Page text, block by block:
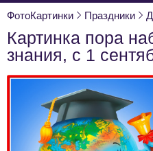
ФотоКартинки Праздники
Картинка пора
знания, с 1